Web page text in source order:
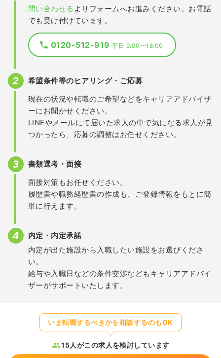
問い合わせる よりフォームへお進みください。お電話
でも受け付けています。
0120-512-919平日 9:00〜18:00
希望条件等のヒアリング・ご応募
現在の状況や転職のご希望などをキャリアアドバイザ
ーにお聞かせください。
LINEやメールにて届いた求人の中で気になる求人が見
つかったら、応募の調整はお任せください。
書類選考・面接
面接対策もお任せください。
履歴書や職務経歴書の作成も、ご登録情報をもとに簡
単に行えます。
内定・内定承諾
内定が出た施設から入職したい施設をお選びくださ
い。
給与や入職日などの条件交渉などもキャリアアドバイ
ザーがサポートいたします。
いま転職するべきかを相談するのもOK
15人がこの求人を検討しています